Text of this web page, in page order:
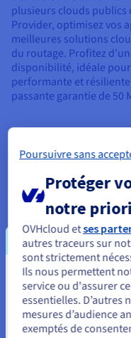
plusieurs clouds publics
Provider, optimisez vos
meilleures solutions
du routage. Profitez
disponibilité, idéale
performante et
passante garantie de 50
Une très haute
applications
Avec OVHcloud
interconnexion de
privé d'OVHcloud,
réseau d'entreprise.
d'attachement variées,
à une double
automatique équilibre
maximale, avec un
Vous semblez
Unis.
Pour commander,
Poursuivre sans
Protéger
notre
OVHcloud etses
autres traceurs sur
sont strictement
Ils nous permettent
service ou d'assurer
essentielles. D’autres
mesures d’audience
exemptés de